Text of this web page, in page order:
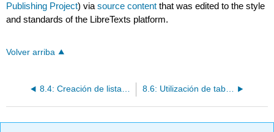
Publishing Project) viasource content that was edited to the style
and standards of the LibreTexts platform.
Volver arriba
8.4: Creación de listas numeradas y con viñetas 8.6: Utilización de tablas y gráficos